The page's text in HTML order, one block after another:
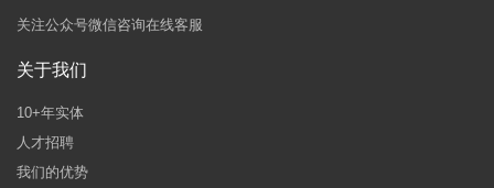
关注公众号微信咨询在线客服
关于我们
10+年实体
人才招聘
我们的优势